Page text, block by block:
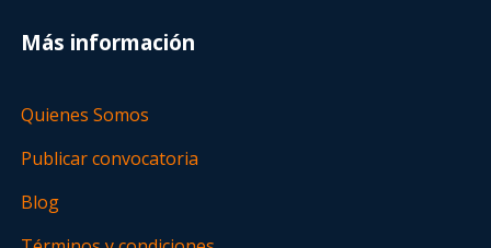
Más información
Quienes Somos
Publicar convocatoria
Blog